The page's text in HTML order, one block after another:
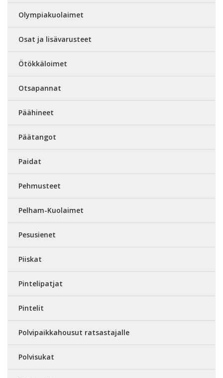
Olympiakuolaimet
Osat ja lisävarusteet
Ötökkäloimet
Otsapannat
Päähineet
Päätangot
Paidat
Pehmusteet
Pelham-Kuolaimet
Pesusienet
Piiskat
Pintelipatjat
Pintelit
Polvipaikkahousut ratsastajalle
Polvisukat